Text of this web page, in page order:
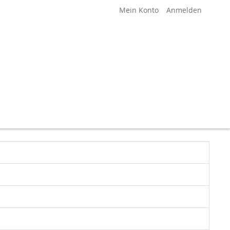
Mein Konto Anmelden